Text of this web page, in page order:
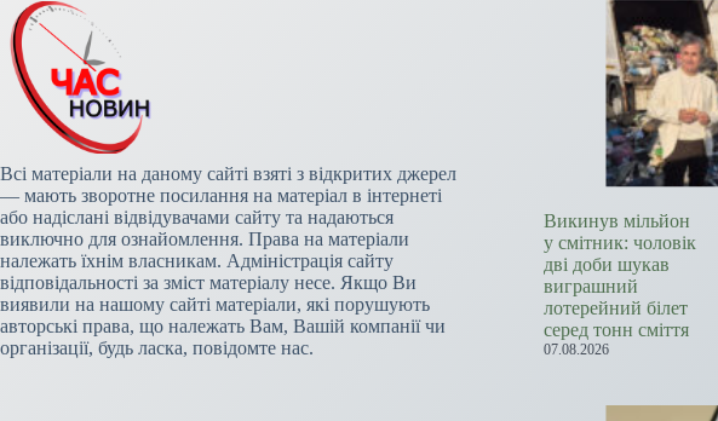
Всі матеріали на даному сайті взяті з відкритих джерел
— мають зворотне посилання на матеріал в інтернеті
або надіслані відвідувачами сайту та надаються
виключно для ознайомлення. Права на матеріали
належать їхнім власникам. Адміністрація сайту
відповідальності за зміст матеріалу несе. Якщо Ви
виявили на нашому сайті матеріали, які порушують
авторські права, що належать Вам, Вашій компанії чи
організації, будь ласка, повідомте нас.
Викинув мільйон
у смітник: чоловік
дві доби шукав
виграшний
лотерейний білет
серед тонн сміття
07.08.2026